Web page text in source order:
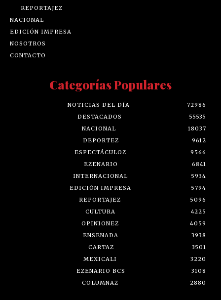
REPORTAJEZ
NACIONAL
EDICIÓN IMPRESA
NOSOTROS
CONTACTO
Categorías Populares
NOTICIAS DEL DÍA
72986
DESTACADOS
55535
NACIONAL
18037
DEPORTEZ
9612
ESPECTÁCULOZ
9566
EZENARIO
6841
INTERNACIONAL
5934
EDICIÓN IMPRESA
5794
REPORTAJEZ
5096
CULTURA
4225
OPINIONEZ
4059
ENSENADA
3938
CARTAZ
3501
MEXICALI
3220
EZENARIO BCS
3108
COLUMNAZ
2880